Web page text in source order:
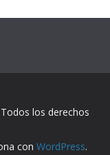
Todos los derechos
con WordPress.